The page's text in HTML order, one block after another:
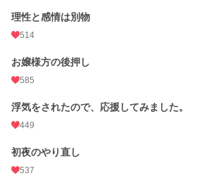
理性と感情は別物
514
お嬢様方の後押し
585
浮気をされたので、応援してみました。
449
初夜のやり直し
537